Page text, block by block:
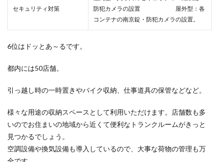
セキュリティ対策
防犯カメラの設置 屋外型：各
コンテナの南京錠・防犯カメラの設置。
6位はドッとあ～るです。
都内には50店舗。
引っ越し時の一時置きやバイク収納、仕事道具の保管などなど。
様々な用途の収納スペースとして利用いただけます。店舗数も多
いのでお住まいの地域から近くて便利なトランクルームがきっと
見つかるでしょう。
空調設備や換気設備も導入しているので、大事な荷物の管理も万